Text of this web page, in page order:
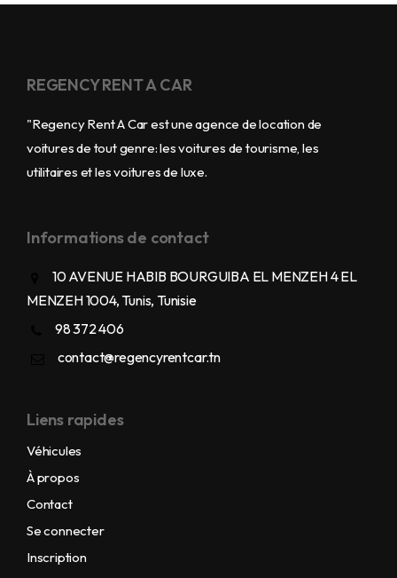
REGENCY RENT A CAR
"Regency Rent A Car est une agence de location de
voitures de tout genre: les voitures de tourisme, les
utilitaires et les voitures de luxe.
Informations de contact
10 AVENUE HABIB BOURGUIBA EL MENZEH 4 EL
MENZEH 1004, Tunis, Tunisie
98 372 406
contact@regencyrentcar.tn
Liens rapides
Véhicules
À propos
Contact
Se connecter
Inscription